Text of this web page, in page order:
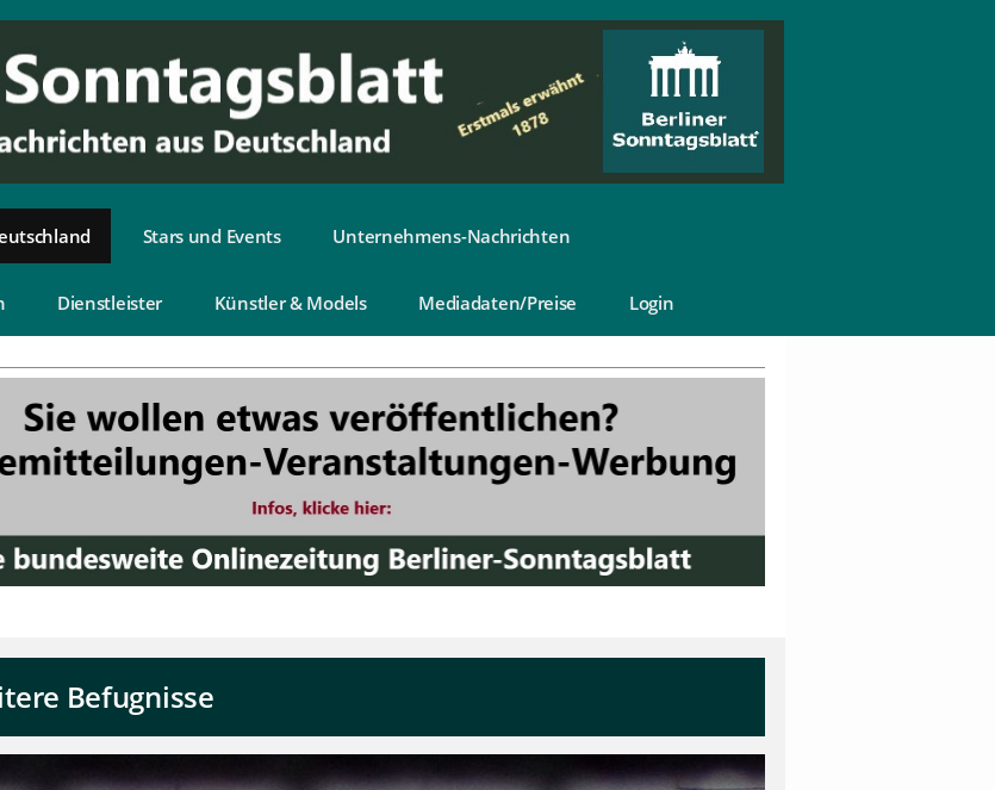
Stars und Events Unternehmens-Nachrichten
Dienstleister Künstler & Models Mediadaten/Preise Login
Befugnisse